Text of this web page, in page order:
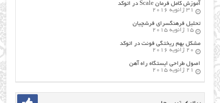
آموزش کامل فرمان Scale در اتوکد
31 ژانویه 2016
تحلیل فرهنگسرای فرشچیان
15 ژانویه 2015
مشکل بهم ریختگی فونت در اتوکد
20 ژانویه 2016
اصول طراحي ایستگاه راه آهن
21 ژانویه 2015